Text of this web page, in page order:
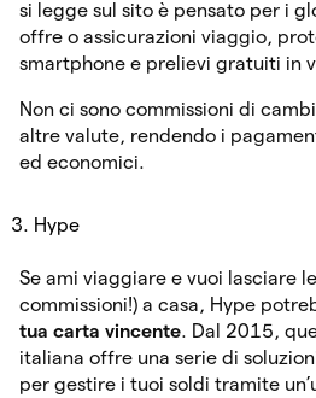
si legge sul sito è pensato per i
offre o assicurazioni viaggio,
smartphone e prelievi gratuiti in
Non ci sono commissioni di
altre valute, rendendo i
ed economici.
Hype
Se ami viaggiare e vuoi lasciare
commissioni!) a casa, Hype
tua carta vincente. Dal 2015,
italiana offre una serie di
per gestire i tuoi soldi tramite